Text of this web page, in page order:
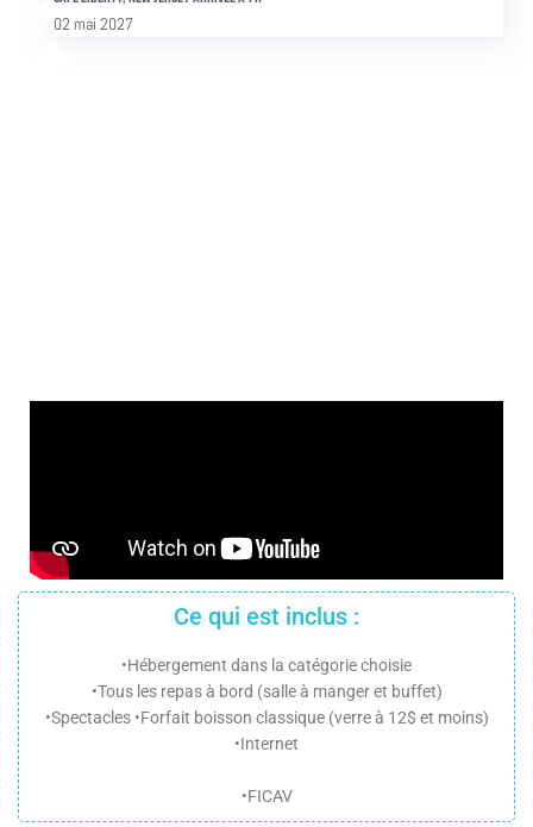
02 mai 2027
Ce qui est inclus :
•Hébergement dans la catégorie choisie
•Tous les repas à bord (salle à manger et buffet)
•Spectacles •Forfait boisson classique (verre à 12$ et moins)
•Internet
•FICAV